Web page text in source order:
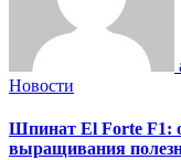
Новости
Шпинат El Forte F1:
выращивания